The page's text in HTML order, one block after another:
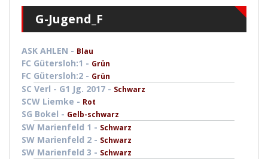
G-Jugend_F
ASK AHLEN - Blau
FC Gütersloh:1 - Grün
FC Gütersloh:2 - Grün
SC Verl - G1 Jg. 2017 - Schwarz
SCW Liemke - Rot
SG Bokel - Gelb-schwarz
SW Marienfeld 1 - Schwarz
SW Marienfeld 2 - Schwarz
SW Marienfeld 3 - Schwarz